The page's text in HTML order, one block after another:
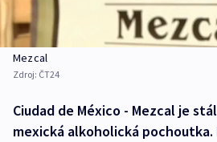
Mezcal
Zdroj: ČT24
Ciudad de México - Mezcal je
mexická alkoholická pochoutka.